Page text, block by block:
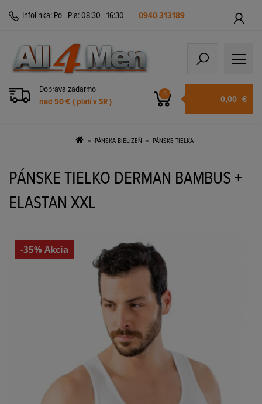
Infolinka: Po - Pia: 08:30 - 16:30 0940 313189
Doprava zadarmo
nad 50 € ( platí v SR )
0 0,00 €
PÁNSKA BIELIZEŇ PÁNSKE TIELKA
PÁNSKE TIELKO DERMAN BAMBUS +
ELASTAN XXL
-35% Akcia